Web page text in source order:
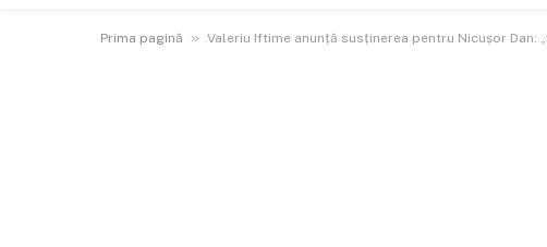
Prima pagină » Valeriu Iftime anunță susținerea pentru Nicușor Dan: